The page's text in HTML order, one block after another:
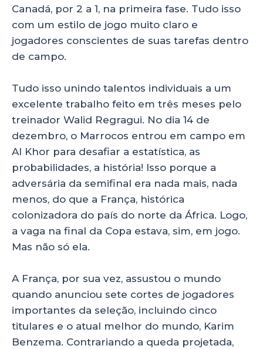
Canadá, por 2 a 1, na primeira fase. Tudo isso
com um estilo de jogo muito claro e
jogadores conscientes de suas tarefas dentro
de campo.
Tudo isso unindo talentos individuais a um
excelente trabalho feito em três meses pelo
treinador Walid Regragui. No dia 14 de
dezembro, o Marrocos entrou em campo em
Al Khor para desafiar a estatística, as
probabilidades, a história! Isso porque a
adversária da semifinal era nada mais, nada
menos, do que a França, histórica
colonizadora do país do norte da África. Logo,
a vaga na final da Copa estava, sim, em jogo.
Mas não só ela.
A França, por sua vez, assustou o mundo
quando anunciou sete cortes de jogadores
importantes da seleção, incluindo cinco
titulares e o atual melhor do mundo, Karim
Benzema. Contrariando a queda projetada,